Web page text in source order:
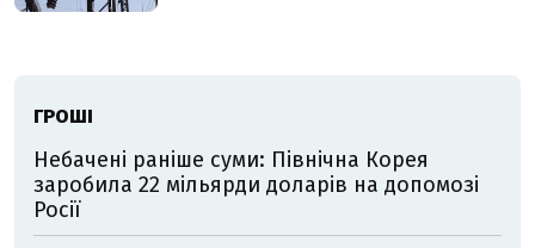
ГРОШІ
Небачені раніше суми: Північна Корея
заробила 22 мільярди доларів на допомозі
Росії